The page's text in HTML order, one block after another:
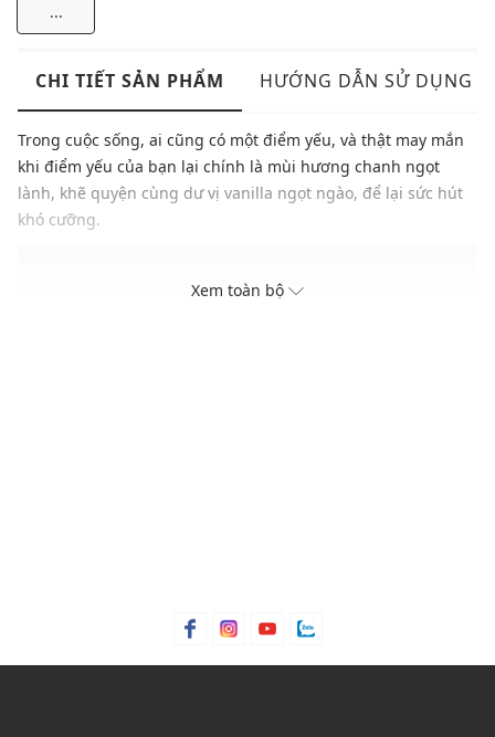
...
CHI TIẾT SẢN PHẨM HƯỚNG DẪN SỬ DỤNG
Trong cuộc sống, ai cũng có một điểm yếu, và thật may mắn
khi điểm yếu của bạn lại chính là mùi hương chanh ngọt
lành, khẽ quyện cùng dư vị vanilla ngọt ngào, để lại sức hút
khó cưỡng.
Xem toàn bộ